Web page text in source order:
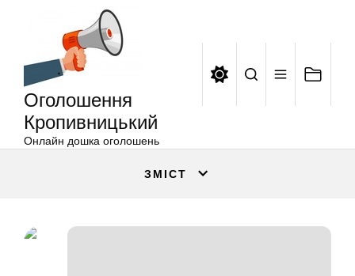
Оголошення
Кропивницький
Онлайн дошка оголошень
ЗМІСТ